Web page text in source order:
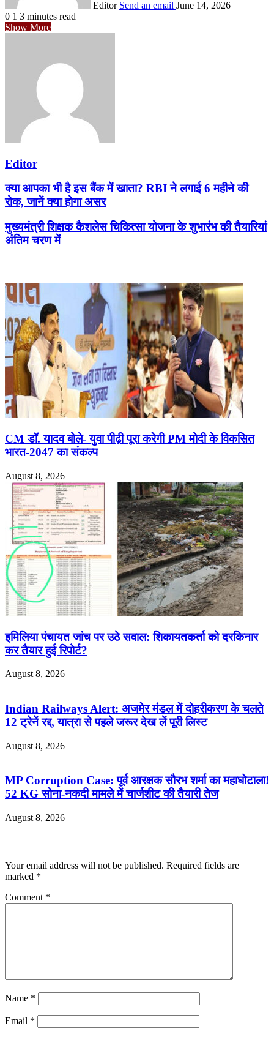
Editor Send an email June 14, 2026
0 1 3 minutes read
Show More
Editor
क्या आपका भी है इस बैंक में खाता? RBI ने लगाई 6 महीने की
रोक, जानें क्या होगा असर
मुख्यमंत्री शिक्षक कैशलेस चिकित्सा योजना के शुभारंभ की तैयारियां
अंतिम चरण में
CM डॉ. यादव बोले- युवा पीढ़ी पूरा करेगी PM मोदी के विकसित
भारत-2047 का संकल्प
August 8, 2026
इमिलिया पंचायत जांच पर उठे सवाल: शिकायतकर्ता को दरकिनार
कर तैयार हुई रिपोर्ट?
August 8, 2026
Indian Railways Alert: अजमेर मंडल में दोहरीकरण के चलते
12 ट्रेनें रद्द, यात्रा से पहले जरूर देख लें पूरी लिस्ट
August 8, 2026
MP Corruption Case: पूर्व आरक्षक सौरभ शर्मा का महाघोटाला!
52 KG सोना-नकदी मामले में चार्जशीट की तैयारी तेज
August 8, 2026
Your email address will not be published. Required fields are
marked *
Comment *
Name *
Email *